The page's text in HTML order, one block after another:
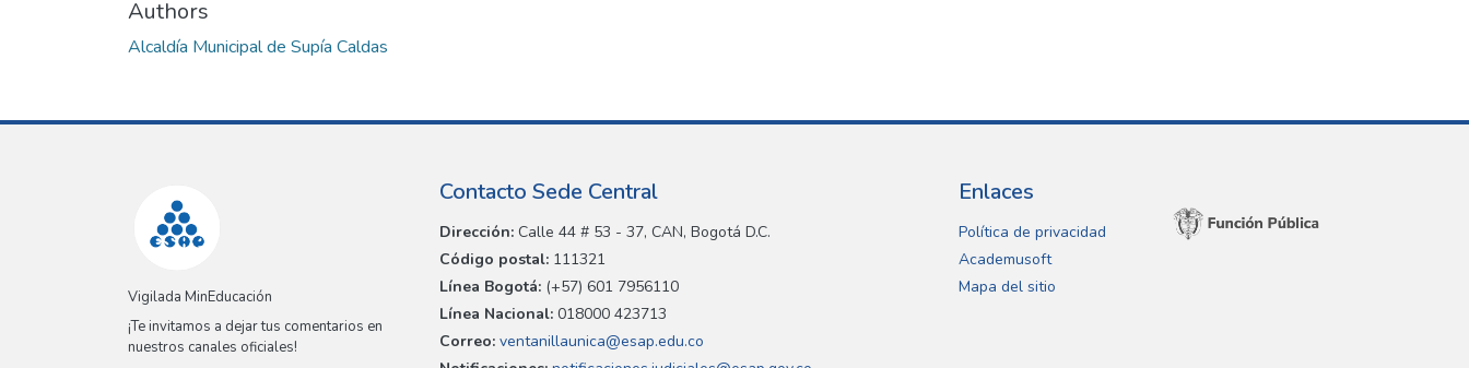
Authors
Alcaldía Municipal de Supía Caldas
Vigilada MinEducación
¡Te invitamos a dejar tus comentarios en
nuestros canales oficiales!
Contacto Sede Central
Dirección: Calle 44 # 53 - 37, CAN, Bogotá D.C.
Código postal: 111321
Línea Bogotá: (+57) 601 7956110
Línea Nacional: 018000 423713
Correo: ventanillaunica@esap.edu.co
Enlaces
Política de privacidad
Academusoft
Mapa del sitio